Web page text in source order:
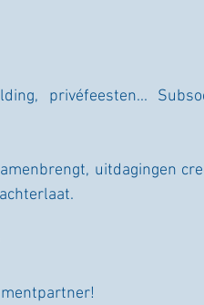
privéfeesten...
uitdagingen